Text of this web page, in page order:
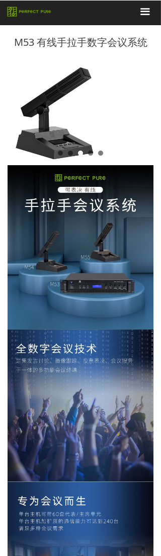
끀
M53 有线手拉手数字会议系统